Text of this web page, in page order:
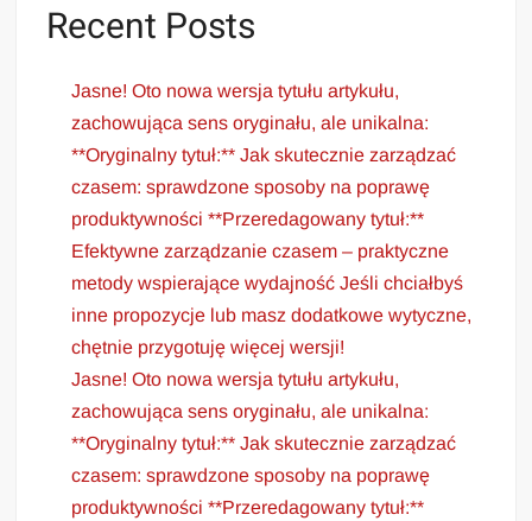
Recent Posts
Jasne! Oto nowa wersja tytułu artykułu,
zachowująca sens oryginału, ale unikalna:
**Oryginalny tytuł:** Jak skutecznie zarządzać
czasem: sprawdzone sposoby na poprawę
produktywności **Przeredagowany tytuł:**
Efektywne zarządzanie czasem – praktyczne
metody wspierające wydajność Jeśli chciałbyś
inne propozycje lub masz dodatkowe wytyczne,
chętnie przygotuję więcej wersji!
Jasne! Oto nowa wersja tytułu artykułu,
zachowująca sens oryginału, ale unikalna:
**Oryginalny tytuł:** Jak skutecznie zarządzać
czasem: sprawdzone sposoby na poprawę
produktywności **Przeredagowany tytuł:**